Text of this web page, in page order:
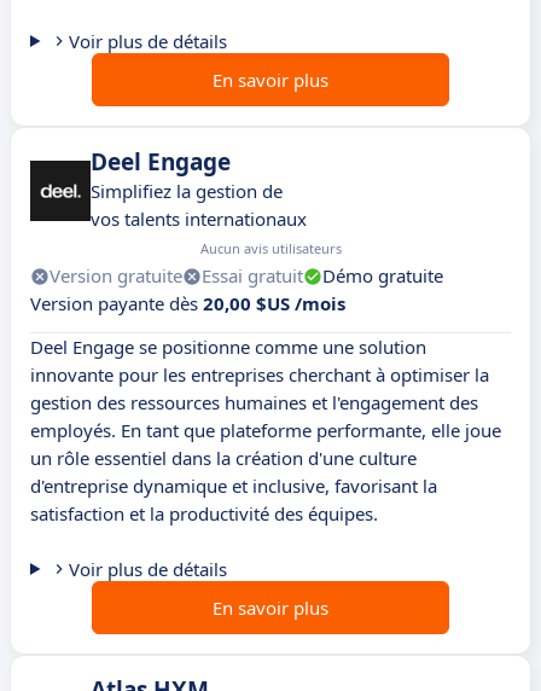
Voir plus de détails
En savoir plus
Deel Engage
Simplifiez la gestion de
vos talents internationaux
Aucun avis utilisateurs
Version gratuite Essai gratuit
Démo gratuite
Version payante dès 20,00 $US /mois
Deel Engage se positionne comme une solution
innovante pour les entreprises cherchant à optimiser la
gestion des ressources humaines et l'engagement des
employés. En tant que plateforme performante, elle joue
un rôle essentiel dans la création d'une culture
d'entreprise dynamique et inclusive, favorisant la
satisfaction et la productivité des équipes.
Voir plus de détails
En savoir plus